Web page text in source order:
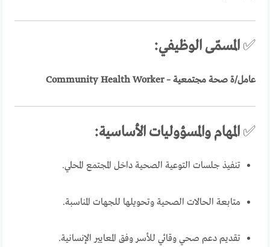
✅المسمّى الوظيفي:
عامل/ة صحة مجتمعية – Community Health Worker
✅المهام والمسؤوليات الأساسية:
تنفيذ جلسات التوعية الصحية داخل المجتمع المحلي.
متابعة الحالات الصحية وتحويلها للجهات المناسبة.
تقديم دعم صحي وقائي للأسر وفق المعايير الإنسانية.